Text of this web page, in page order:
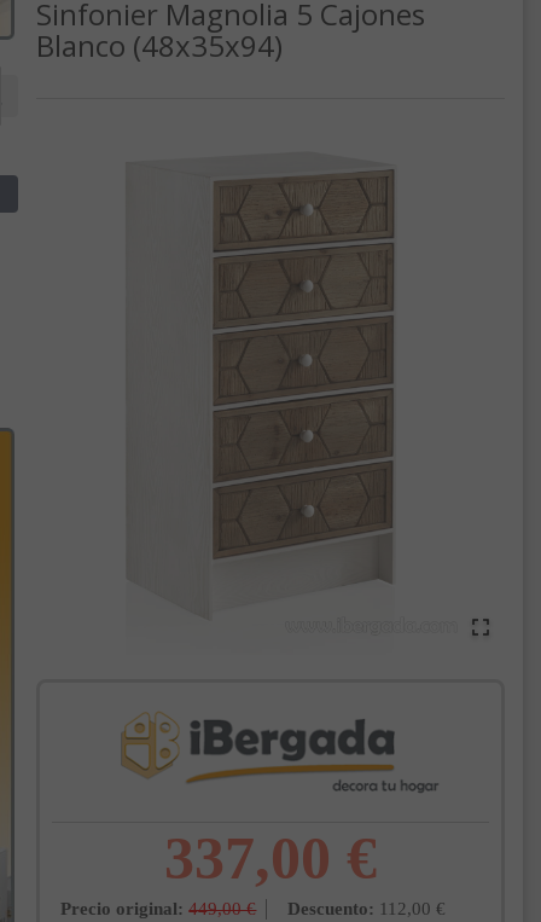
Sinfonier Magnolia 5 Cajones
Blanco (48x35x94)
337,00 €
Precio original: 449,00 € Descuento: 112,00 €